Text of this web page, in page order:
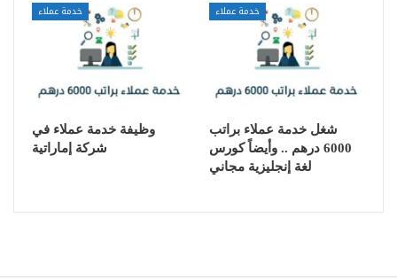
خدمة عملاء
وظيفة خدمة عملاء في
شركة إماراتية
خدمة عملاء
شغل خدمة عملاء براتب
6000 درهم .. وأيضاً كورس
لغة إنجليزية مجاني